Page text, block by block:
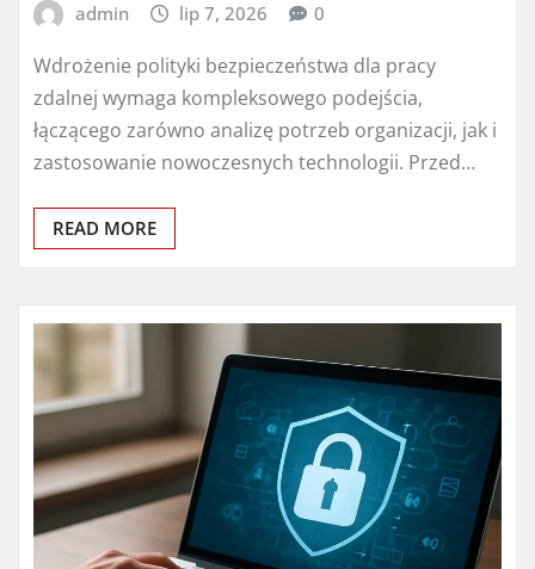
admin lip 7, 2026 0
Wdrożenie polityki bezpieczeństwa dla pracy
zdalnej wymaga kompleksowego podejścia,
łączącego zarówno analizę potrzeb organizacji, jak i
zastosowanie nowoczesnych technologii. Przed…
READ MORE